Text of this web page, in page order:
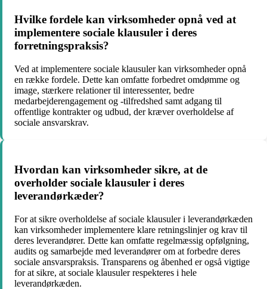
Hvilke fordele kan virksomheder opnå ved at
implementere sociale klausuler i deres
forretningspraksis?
Ved at implementere sociale klausuler kan virksomheder opnå
en række fordele. Dette kan omfatte forbedret omdømme og
image, stærkere relationer til interessenter, bedre
medarbejderengagement og -tilfredshed samt adgang til
offentlige kontrakter og udbud, der kræver overholdelse af
sociale ansvarskrav.
Hvordan kan virksomheder sikre, at de
overholder sociale klausuler i deres
leverandørkæder?
For at sikre overholdelse af sociale klausuler i leverandørkæden
kan virksomheder implementere klare retningslinjer og krav til
deres leverandører. Dette kan omfatte regelmæssig opfølgning,
audits og samarbejde med leverandører om at forbedre deres
sociale ansvarspraksis. Transparens og åbenhed er også vigtige
for at sikre, at sociale klausuler respekteres i hele
leverandørkæden.